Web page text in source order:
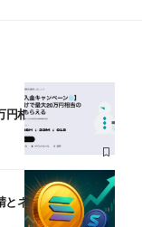
相当のボーナス特
とネットワーク進化